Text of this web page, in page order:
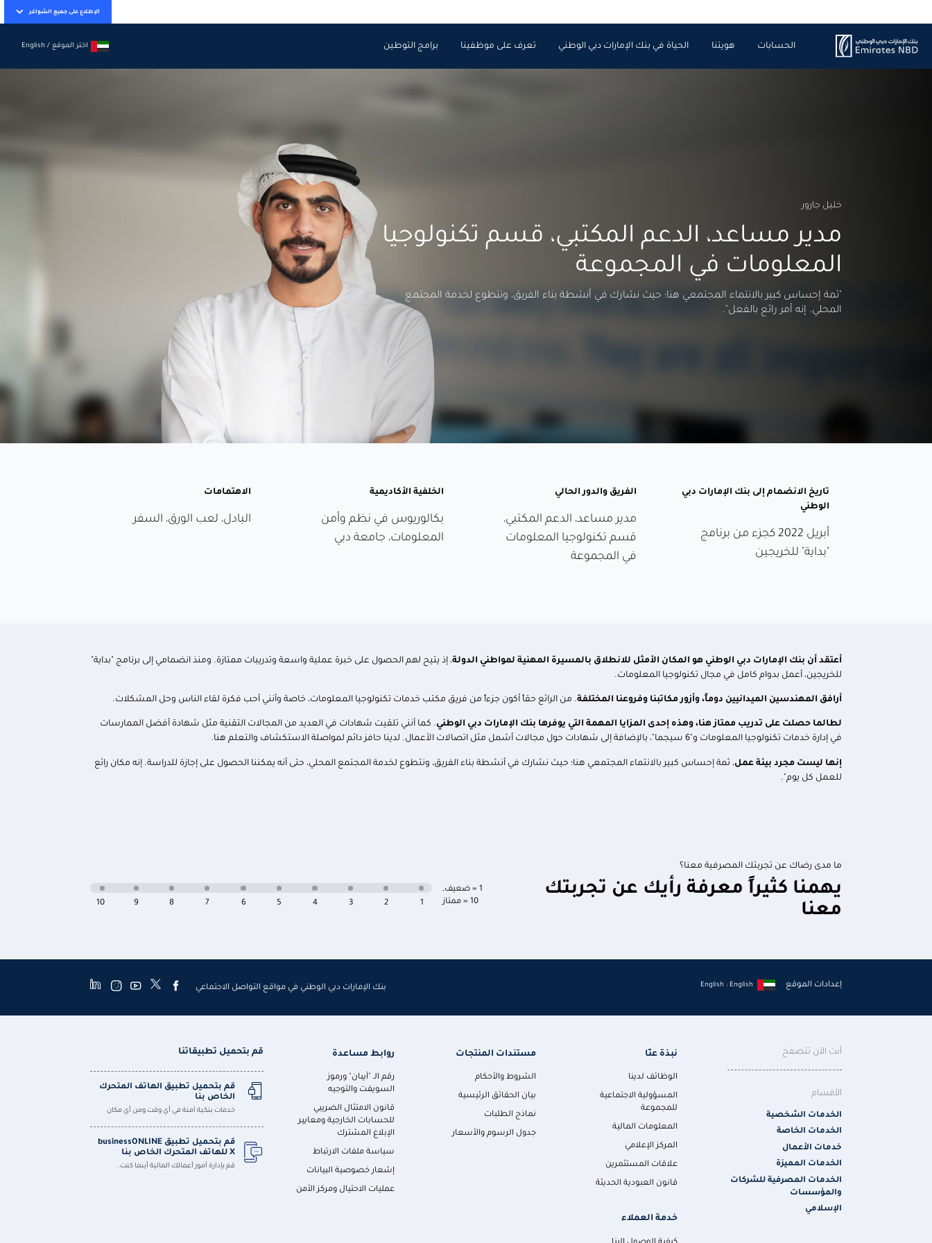
الإطلاع على جميع الشواغر
الحسابات هويتنا الحياة في بنك الإمارات دبي الوطني تعرف على موظفينا برامج التوطين
اختر الموقع / English
اختر الموقع / English
خليل جارور
مدير مساعد، الدعم المكتبي، قسم تكنولوجيا
المعلومات في المجموعة
"ثمة إحساس كبير بالانتماء المجتمعي هنا؛ حيث نشارك في أنشطة بناء الفريق، ونتطوع لخدمة المجتمع
المحلي. إنه أمر رائع بالفعل".
تاريخ الانضمام إلى بنك الإمارات دبي
الوطني
أبريل 2022 كجزء من برنامج
"بداية" للخريجين
الفريق والدور الحالي
مدير مساعد، الدعم المكتبي،
قسم تكنولوجيا المعلومات
في المجموعة
الخلفية الأكاديمية
بكالوريوس في نظم وأمن
المعلومات، جامعة دبي
الاهتمامات
البادل، لعب الورق، السفر
أعتقد أن بنك الإمارات دبي الوطني هو المكان الأمثل للانطلاق بالمسيرة المهنية لمواطني الدولة، إذ يتيح لهم الحصول على خبرة عملية واسعة وتدريبات ممتازة. ومنذ انضمامي إلى برنامج "بداية"
للخريجين، أعمل بدوام كامل في مجال تكنولوجيا المعلومات.
أرافق المهندسين الميدانيين دوماً، وأزور مكاتبنا وفروعنا المختلفة. من الرائع حقاً أكون جزءاً من فريق مكتب خدمات تكنولوجيا المعلومات، خاصة وأنني أحب فكرة لقاء الناس وحل المشكلات.
لطالما حصلت على تدريب ممتاز هنا، وهذه إحدى المزايا المهمة التي يوفرها بنك الإمارات دبي الوطني. كما أنني تلقيت شهادات في العديد من المجالات التقنية مثل شهادة أفضل الممارسات
في إدارة خدمات تكنولوجيا المعلومات و"6 سيجما"، بالإضافة إلى شهادات حول مجالات أشمل مثل اتصالات الأعمال. لدينا حافز دائم لمواصلة الاستكشاف والتعلم هنا.
إنها ليست مجرد بيئة عمل، ثمة إحساس كبير بالانتماء المجتمعي هنا؛ حيث نشارك في أنشطة بناء الفريق، ونتطوع لخدمة المجتمع المحلي، حتى أنه يمكننا الحصول على إجازة للدراسة. إنه مكان رائع
للعمل كل يوم".
ما مدى رضاك عن تجربتك المصرفية معنا؟
يهمنا كثيراً معرفة رأيك عن تجربتك
معنا
1 = ضعيف
,
10 = ممتاز
10 9 8 7 6 5 4 3 2 1
إعدادات الموقع English : English بنك الإمارات دبي الوطني في مواقع التواصل الاجتماعي
أنت الآن تتصفح
الأقسام
الخدمات الشخصية
الخدمات الخاصة
خدمات الأعمال
الخدمات المميزة
الخدمات المصرفية للشركات
والمؤسسات
الإسلامي
نبذة عنّا
الوظائف لدينا
المسؤولية الاجتماعية
للمجموعة
المعلومات المالية
المركز الإعلامي
علاقات المستثمرين
قانون العبودية الحديثة
مستندات المنتجات
الشروط والأحكام
بيان الحقائق الرئيسية
نماذج الطلبات
جدول الرسوم والأسعار
روابط مساعدة
رقم الـ "آيبان" ورموز
السويفت والتوجيه
قانون الامتثال الضريبي
للحسابات الخارجية ومعايير
الإبلاغ المشترك
سياسة ملفات الارتباط
إشعار خصوصية البيانات
عمليات الاحتيال ومركز الأمن
خدمة العملاء
قم بتحميل تطبيقاتنا
قم بتحميل تطبيق الهاتف المتحرك
الخاص بنا
خدمات بنكية آمنة في أي وقت ومن أي مكان
قم بتحميل تطبيق businessONLINE
X للهاتف المتحرك الخاص بنا
قم بإدارة أمور أعمالك المالية أينما كنت.